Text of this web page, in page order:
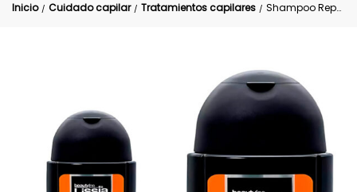
Inicio / Cuidado capilar / Tratamientos capilares / Shampoo Reparador Intensivo Keratina